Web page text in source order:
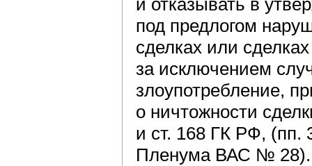
под предлогом
сделках или
за исключением
злоупотребление,
о ничтожности
и ст. 168 ГК РФ, (пп.
Пленума ВАС № 28).